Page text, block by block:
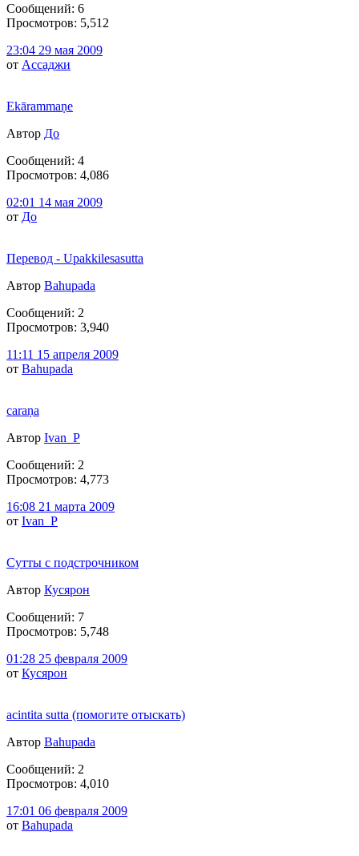
Сообщений: 6
Просмотров: 5,512
23:04 29 мая 2009
от Ассаджи
Ekārammaṇe
Автор До
Сообщений: 4
Просмотров: 4,086
02:01 14 мая 2009
от До
Перевод - Upakkilesasutta
Автор Bahupada
Сообщений: 2
Просмотров: 3,940
11:11 15 апреля 2009
от Bahupada
caraṇa
Автор Ivan_P
Сообщений: 2
Просмотров: 4,773
16:08 21 марта 2009
от Ivan_P
Сутты с подстрочником
Автор Кусярон
Сообщений: 7
Просмотров: 5,748
01:28 25 февраля 2009
от Кусярон
acintita sutta (помогите отыскать)
Автор Bahupada
Сообщений: 2
Просмотров: 4,010
17:01 06 февраля 2009
от Bahupada